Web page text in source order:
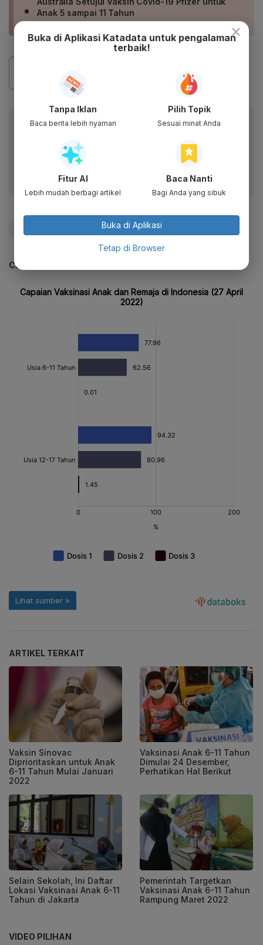
Anak 5 sampai 11 Tahun
Baca artikel ini lewat aplikasi mobile.
Dapatkan pengalaman membaca lebih nyaman dan nikmati
fitur menarik lainnya lewat aplikasi mobile Katadata.
#Covid-19 #Sinovac
CEK JUGA DATA INI
ARTIKEL TERKAIT
Vaksin Sinovac
Diprioritaskan untuk Anak
6-11 Tahun Mulai Januari
2022
Vaksinasi Anak 6-11 Tahun
Dimulai 24 Desember,
Perhatikan Hal Berikut
Selain Sekolah, Ini Daftar
Lokasi Vaksinasi Anak 6-11
Tahun di Jakarta
Pemerintah Targetkan
Vaksinasi Anak 6-11 Tahun
Rampung Maret 2022
VIDEO PILIHAN
×
Buka di Aplikasi Katadata untuk pengalaman
terbaik!
Tanpa Iklan
Baca berita lebih nyaman
Pilih Topik
Sesuai minat Anda
Fitur AI
Lebih mudah berbagi artikel
Baca Nanti
Bagi Anda yang sibuk
Buka di Aplikasi
Tetap di Browser